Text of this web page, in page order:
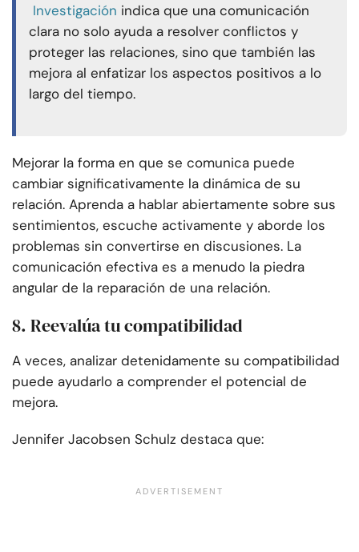
Investigación indica que una comunicación
clara no solo ayuda a resolver conflictos y
proteger las relaciones, sino que también las
mejora al enfatizar los aspectos positivos a lo
largo del tiempo.
Mejorar la forma en que se comunica puede
cambiar significativamente la dinámica de su
relación. Aprenda a hablar abiertamente sobre sus
sentimientos, escuche activamente y aborde los
problemas sin convertirse en discusiones. La
comunicación efectiva es a menudo la piedra
angular de la reparación de una relación.
8. Reevalúa tu compatibilidad
A veces, analizar detenidamente su compatibilidad
puede ayudarlo a comprender el potencial de
mejora.
Jennifer Jacobsen Schulz destaca que: